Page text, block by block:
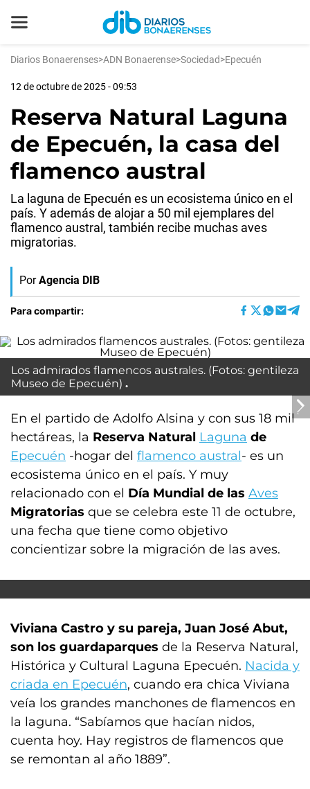
Diarios Bonaerenses>ADN Bonaerense>Sociedad>Epecuén
12 de octubre de 2025 - 09:53
Reserva Natural Laguna
de Epecuén, la casa del
flamenco austral
La laguna de Epecuén es un ecosistema único en el
país. Y además de alojar a 50 mil ejemplares del
flamenco austral, también recibe muchas aves
migratorias.
Por Agencia DIB
Para compartir:
Los admirados flamencos australes. (Fotos: gentileza
Museo de Epecuén)
En el partido de Adolfo Alsina y con sus 18 mil
hectáreas, la Reserva Natural Laguna de
Epecuén -hogar del flamenco austral- es un
ecosistema único en el país. Y muy
relacionado con el Día Mundial de las Aves
Migratorias que se celebra este 11 de octubre,
una fecha que tiene como objetivo
concientizar sobre la migración de las aves.
Viviana Castro y su pareja, Juan José Abut,
son los guardaparques de la Reserva Natural,
Histórica y Cultural Laguna Epecuén. Nacida y
criada en Epecuén, cuando era chica Viviana
veía los grandes manchones de flamencos en
la laguna. “Sabíamos que hacían nidos,
cuenta hoy. Hay registros de flamencos que
se remontan al año 1889”.